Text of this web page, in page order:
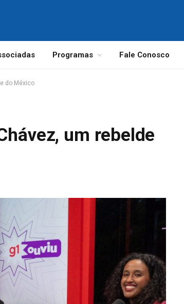
Programas Fale Conosco
do México
um rebelde